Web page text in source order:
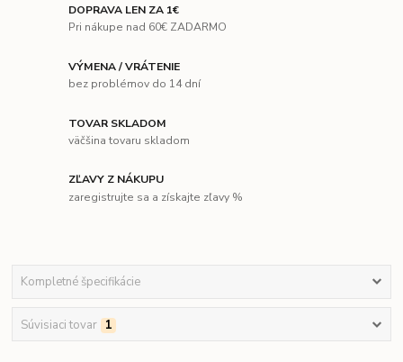
DOPRAVA LEN ZA 1€
Pri nákupe nad 60€ ZADARMO
VÝMENA / VRÁTENIE
bez problémov do 14 dní
TOVAR SKLADOM
väčšina tovaru skladom
ZĽAVY Z NÁKUPU
zaregistrujte sa a získajte zľavy %
Kompletné špecifikácie
Súvisiaci tovar 1